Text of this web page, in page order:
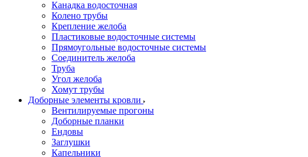
Канадка водосточная
Колено трубы
Крепление желоба
Пластиковые водосточные системы
Прямоугольные водосточные системы
Соединитель желоба
Труба
Угол желоба
Хомут трубы
Доборные элементы кровли
Вентилируемые прогоны
Доборные планки
Ендовы
Заглушки
Капельники